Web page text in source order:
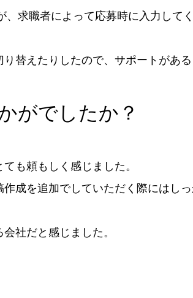
求職者によって応募時に入力し
替えたりしたので、サポートがある
がでしたか？
も頼もしく感じました。
成を追加でしていただく際にはし
社だと感じました。